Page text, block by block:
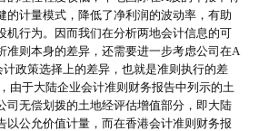
的计量模式，降低了净利润的波动率，有助
机行为。因而我们在分析两地会计信息的可
准则本身的差异，还需要进一步考虑公司在A
政策选择上的差异，也就是准则执行的差
由于大陆企业会计准则财务报告中列示的土
司无偿划拨的土地经评估增值部分，即大陆
以公允价值计量，而在香港会计准则财务报